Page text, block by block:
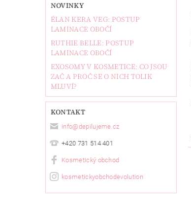
NOVINKY
ÉLAN KERA VEG: POSTUP
LAMINACE OBOČÍ
RUTHIE BELLE: POSTUP
LAMINACE OBOČÍ
EXOSOMY V KOSMETICE: CO JSOU
ZAČ A PROČ SE O NICH TOLIK
MLUVÍ?
KONTAKT
info@depilujeme.cz
+420 731 514 401
Kosmetický obchod
kosmetickyobchodevolution